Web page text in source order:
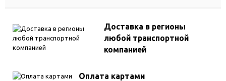
Доставка в регионы
любой транспортной
компанией
Оплата картами